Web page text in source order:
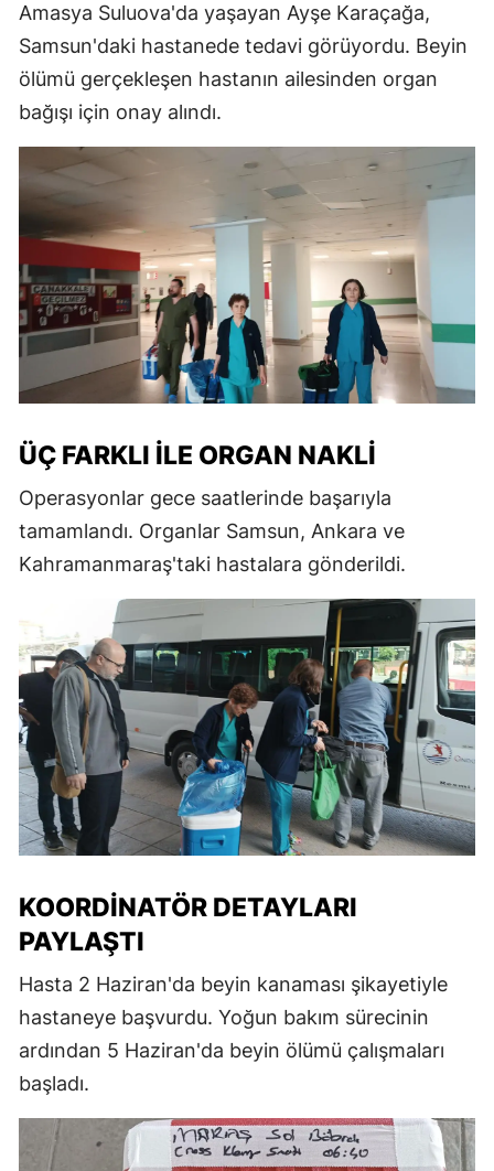
Amasya Suluova'da yaşayan Ayşe Karaçağa,
Samsun'daki hastanede tedavi görüyordu. Beyin
ölümü gerçekleşen hastanın ailesinden organ
bağışı için onay alındı.
ÜÇ FARKLI İLE ORGAN NAKLI
Operasyonlar gece saatlerinde başarıyla
tamamlandı. Organlar Samsun, Ankara ve
Kahramanmaraş'taki hastalara gönderildi.
KOORDINATÖR DETAYLARI
PAYLAŞTI
Hasta 2 Haziran'da beyin kanaması şikayetiyle
hastaneye başvurdu. Yoğun bakım sürecinin
ardından 5 Haziran'da beyin ölümü çalışmaları
başladı.